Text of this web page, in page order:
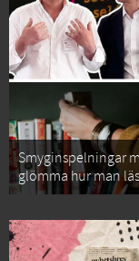
Smyginspelningar
glömma hur man